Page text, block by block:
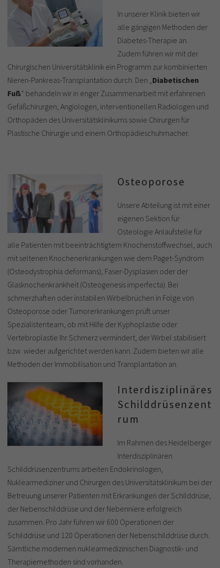
In unserer Klinik bieten wir
alle gängigen Methoden der
Diabetes-Therapie an.
Zudem führen wir mit der
Chirurgischen Universitätsklinik ein Programm zur kombinierten
Nieren-Pankreas-Transplantation durch. Den „Diabetischen
Fuß“ behandeln wir in enger Zusammenarbeit mit erfahrenen
Gefäßchirurgen, Angiologen, interventionellen Radiologen und
Orthopäden des Universitätsklinikums sowie Chirurgen für
Plastische Chirurgie und einem Orthopädieschuhmacher.
Osteoporose
Unsere Abteilung ist mit einer
eigenen Sektion für
Osteologie Anlaufstelle für
alle Patienten mit beeinträchtigtem Knochenstoffwechsel, auch
mit seltenen Knochenerkrankungen wie dem Paget-Syndrom
(Osteodystrophia deformans), Faser-Dysplasien oder der
Glasknochenkrankheit (Osteogenesis imperfecta). Bei
schmerzhaften oder instabilen Wirbelbrüchen in Folge von
Osteoporose oder Tumorerkrankungen prüft unser
Spezialistenteam, ob mit Hilfe der Kyphoplastie oder
Vertebroplastie Ihr Schmerz vermindert, der Wirbel stabilisiert
bzw. wieder aufgerichtet werden kann. Zudem bieten wir alle
Methoden der Immobilisation und Transplantation an.
Interdisziplinäres
Schilddrüsenzent
rum
Im Rahmen des Heidelberger
Interdisziplinären
Schilddrüsenzentrums arbeiten Endokrinologen,
Nuklearmediziner und Chirurgen des Universitätsklinikum bei der
Betreuung unserer Patienten mit Erkrankungen der Schilddrüse,
der Nebenschilddrüse und der Nebenniere erfolgreich
zusammen. Pro Jahr führen wir 600 Operationen der
Schilddrüse und 120 Operationen der Nebenschilddrüse durch.
Sämtliche modernen nuklearmedizinischen Diagnostik- und
Therapiemethoden sind vorhanden.